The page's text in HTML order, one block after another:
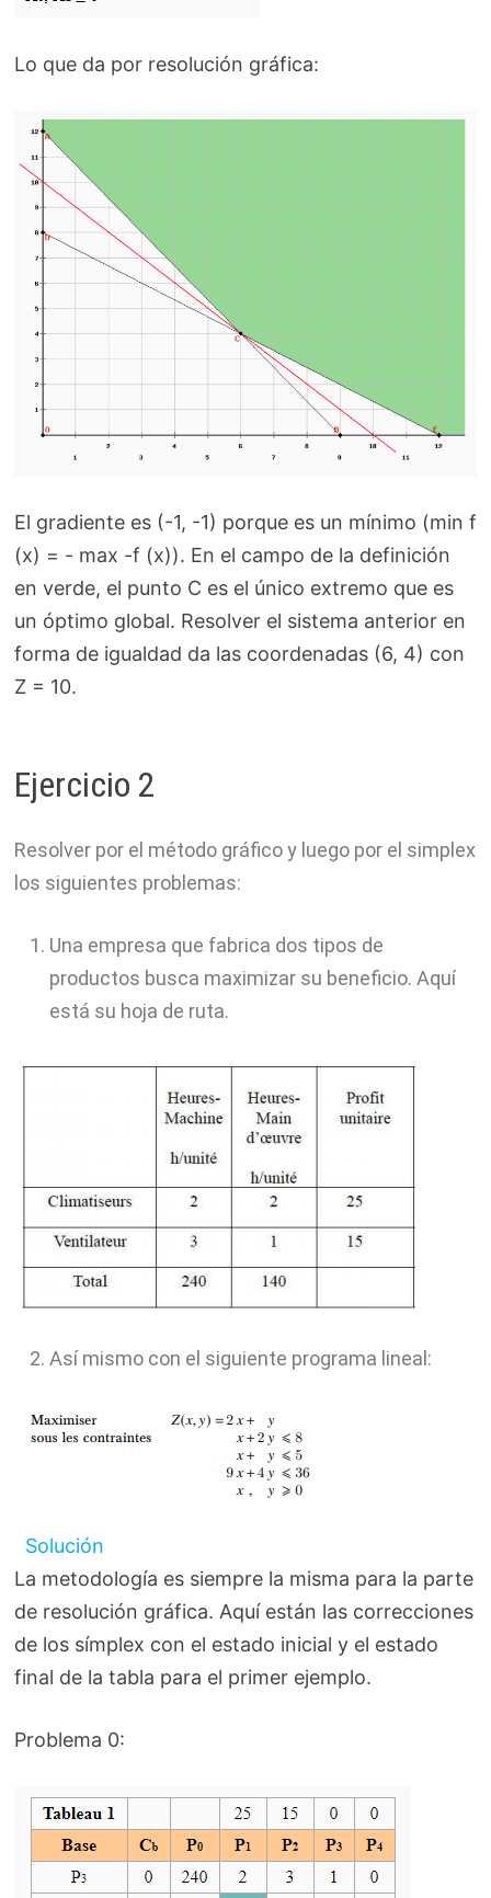
Lo que da por resolución gráfica:
El gradiente es (-1, -1) porque es un mínimo (min f
(x) = - max -f (x)). En el campo de la definición
en verde, el punto C es el único extremo que es
un óptimo global. Resolver el sistema anterior en
forma de igualdad da las coordenadas (6, 4) con
Z = 10.
Ejercicio 2
Resolver por el método gráfico y luego por el simplex
los siguientes problemas:
Una empresa que fabrica dos tipos de
productos busca maximizar su beneficio. Aquí
está su hoja de ruta.
Así mismo con el siguiente programa lineal:
Solución
La metodología es siempre la misma para la parte
de resolución gráfica. Aquí están las correcciones
de los símplex con el estado inicial y el estado
final de la tabla para el primer ejemplo.
Problema 0: